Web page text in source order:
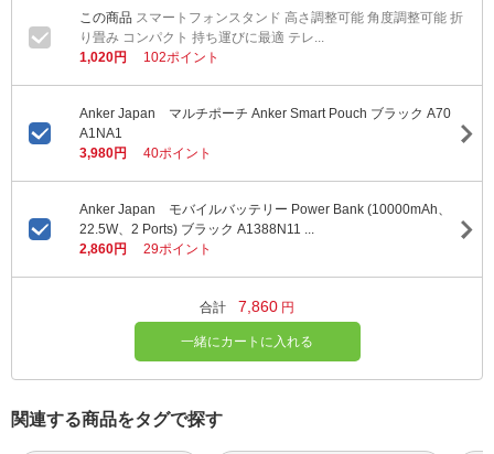
スマートフォンスタンド 高さ調整可能 角度調整可能 折
り畳み コンパクト 持ち運びに最適 テレ...
1,020円
102ポイント
Anker Japan マルチポーチ Anker Smart Pouch ブラック A70
A1NA1
3,980円
40ポイント
Anker Japan モバイルバッテリー Power Bank (10000mAh、
22.5W、2 Ports) ブラック A1388N11 ...
2,860円
29ポイント
合計 7,860 円
一緒にカートに入れる
関連する商品をタグで探す